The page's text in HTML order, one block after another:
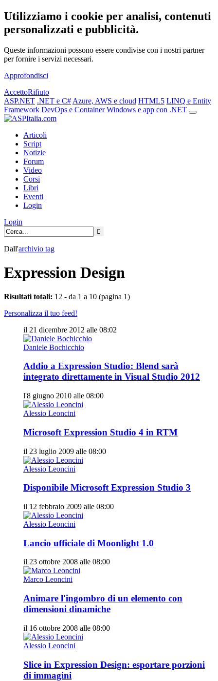
Utilizziamo i cookie per analisi, contenuti
personalizzati e pubblicità.
Queste informazioni possono essere condivise con i nostri partner
per fornire i servizi necessari.
Approfondisci
AccettoRifiuto
ASP.NET .NET e C# Azure, AWS e cloud HTML5 LINQ e Entity
Framework DevOps e ContainerWindows e app con .NET
Articoli
Script
Notizie
Forum
Video
Corsi
Libri
Eventi
Login
Login
Dall'archivio tag
Expression Design
Risultati totali: 12 - da 1 a 10 (pagina 1)
Personalizza il tuo feed!
il 21 dicembre 2012 alle 08:02
Daniele Bochicchio
Addio a Expression Studio: Blend sarà
integrato direttamente in Visual Studio 2012
l'8 giugno 2010 alle 08:00
Alessio Leoncini
Microsoft Expression Studio 4 in RTM
il 23 luglio 2009 alle 08:00
Alessio Leoncini
Disponibile Microsoft Expression Studio 3
il 12 febbraio 2009 alle 08:00
Alessio Leoncini
Lancio ufficiale di Moonlight 1.0
il 23 ottobre 2008 alle 08:00
Marco Leoncini
Animare l'ingombro di un elemento con
dimensioni dinamiche
il 16 ottobre 2008 alle 08:00
Alessio Leoncini
Slice in Expression Design: esportare porzioni
di immagini